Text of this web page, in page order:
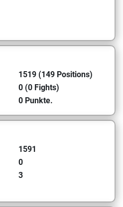
1519 (149 Positions)
0 (0 Fights)
0 Punkte.
1591
0
3